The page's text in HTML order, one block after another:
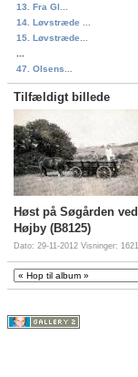
13. Fra Gl...
14. Løvstræde ...
15. Løvstræde...
47. Olsens...
Tilfældigt billede
Høst på Søgården ved
Højby (B8125)
Dato: 29-11-2012 Visninger: 1621